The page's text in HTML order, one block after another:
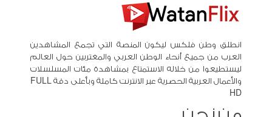
انطلق وطن فلكس ليكون المنصة التي تجمع المشاهدين
العرب من جميع أنحاء الوطن العربي والمغتربين حول العالم
ليستطيعوا من خلاله الاستمتاع بمشاهدة مئات المسلسلات
والأعمال العربية الحصرية عبر الانترنت كاملة وبأعلى دقة FULL
HD